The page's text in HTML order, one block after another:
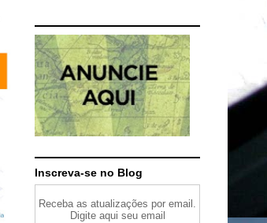
Inscreva-se no Blog
Receba as atualizações por email.
Digite aqui seu email